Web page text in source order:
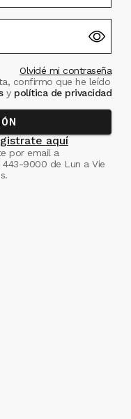
Olvidé mi contraseña
confirmo que he leído
ypolítica de privacidad
aquí
por email a
443-9000 de Lun a Vie